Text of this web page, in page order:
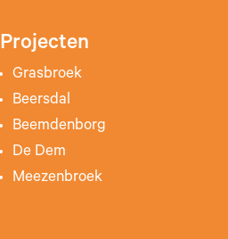
Projecten
Grasbroek
Beersdal
Beemdenborg
De Dem
Meezenbroek